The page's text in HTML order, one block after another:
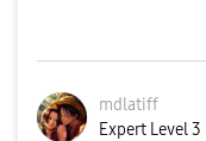
mdlatiff
Expert Level 3